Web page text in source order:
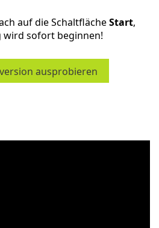
auf die SchaltflächeStart,
wird sofort beginnen!
ausprobieren